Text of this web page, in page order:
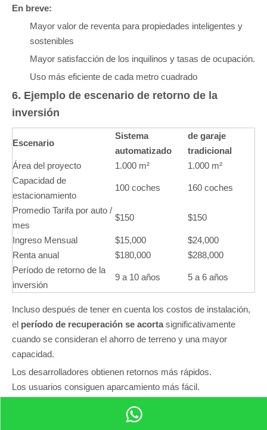
En breve:
Mayor valor de reventa para propiedades inteligentes y
sostenibles
Mayor satisfacción de los inquilinos y tasas de ocupación.
Uso más eficiente de cada metro cuadrado
6. Ejemplo de escenario de retorno de la
inversión
Escenario
Sistema
automatizado
de garaje
tradicional
Área del proyecto
1.000 m²
1.000 m²
Capacidad de
estacionamiento
100 coches 160 coches
Promedio Tarifa por auto /
mes
$150 $150
Ingreso Mensual $15,000
$24,000
Renta anual
$180,000
$288,000
Período de retorno de la
inversión
9 a 10 años 5 a 6 años
Incluso después de tener en cuenta los costos de instalación,
el período de recuperación se acortasignificativamente
cuando se consideran el ahorro de terreno y una mayor
capacidad.
Los desarrolladores obtienen retornos más rápidos.
Los usuarios consiguen aparcamiento más fácil.